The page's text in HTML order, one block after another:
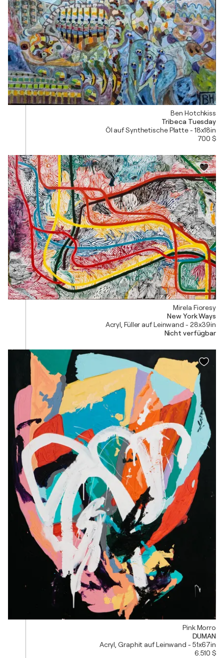
Ben Hotchkiss
Tribeca Tuesday
Öl auf Synthetische Platte - 18x18in
700 $
Mirela Fioresy
New York Ways
Acryl, Füller auf Leinwand - 28x39in
Nicht verfügbar
Pink Morro
DUMAN
Acryl, Graphit auf Leinwand - 51x67in
6.510 $